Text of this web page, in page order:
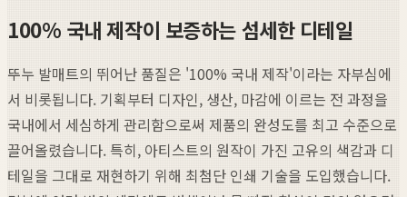
100% 국내 제작이 보증하는 섬세한 디테일
뚜누 발매트의 뛰어난 품질은 '100% 국내 제작'이라는 자부심에
서 비롯됩니다. 기획부터 디자인, 생산, 마감에 이르는 전 과정을
국내에서 세심하게 관리함으로써 제품의 완성도를 최고 수준으로
끌어올렸습니다. 특히, 아티스트의 원작이 가진 고유의 색감과 디
테일을 그대로 재현하기 위해 최첨단 인쇄 기술을 도입했습니다.